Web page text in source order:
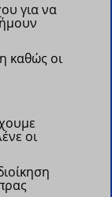
για να
καθώς οι
οι